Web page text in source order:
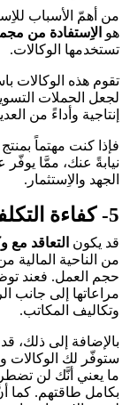
من أهمّ الأسباب
هو الاِستفادة من
تستخدمها الوكالات.
تقوم هذه الوكالات
لجعل الحملات
إنتاجية وأداءً من
فإذا كنت مهتماً
نيابةً عنك، ممَّا
الجهد والاِستثمار.
5- كفاءة التكلفة وعائد الاستثمار (ROI)
قد يكون التعاقد مع
من الناحية
حجم العمل. فعند
مراعاتها إلى جانب
وتكاليف المكاتب.
بالإضافة إلى ذلك، قد
ستوفّر لك الوكالات
ما يعني أنَّك لن
بكامل طاقتهم. كما أنَّ